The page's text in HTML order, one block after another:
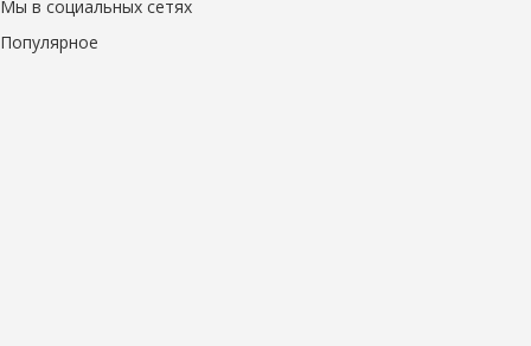
Мы в социальных сетях
Популярное